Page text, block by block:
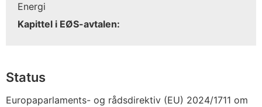
Energi
Kapittel i EØS-avtalen:
Status
Europaparlaments- og rådsdirektiv (EU) 2024/1711 om